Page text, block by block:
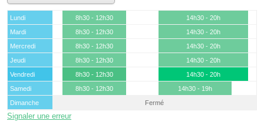
Lundi 8h30 - 12h30
14h30 - 20h
Mardi
8h30 - 12h30
14h30 - 20h
Mercredi
8h30 - 12h30
14h30 - 20h
Jeudi
8h30 - 12h30
14h30 - 20h
Vendredi
8h30 - 12h30
14h30 - 20h
Samedi
8h30 - 12h30
14h30 - 19h
Dimanche
Fermé
Signaler une erreur